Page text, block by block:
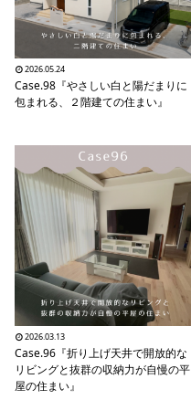
企業情報
お問い合わせ
2026.05.24
Case.98『やさしい白と陽だまりに
包まれる、２階建ての住まい』
2026.03.13
Case.96『折り上げ天井で開放的な
リビングと抜群の収納力が自慢の平
屋の住まい』